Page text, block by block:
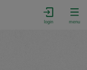
login menu